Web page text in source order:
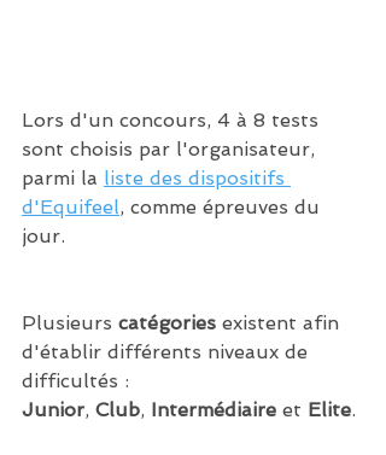
Lors d'un concours, 4 à 8 tests
sont choisis par l'organisateur,
parmi la liste des dispositifs
d'Equifeel, comme épreuves du
jour.
Plusieurs catégories existent afin
d'établir différents niveaux de
difficultés :
Junior, Club, Intermédiaire et Elite.